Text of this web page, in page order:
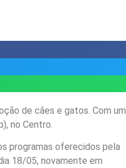
de cães e gatos. Com um
no Centro.
programas oferecidos pela
18/05, novamente em